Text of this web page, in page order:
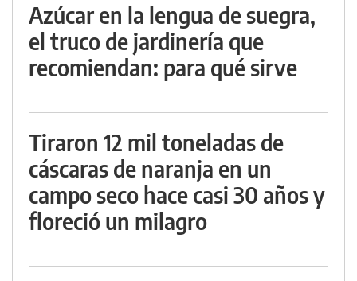
Azúcar en la lengua de suegra,
el truco de jardinería que
recomiendan: para qué sirve
Tiraron 12 mil toneladas de
cáscaras de naranja en un
campo seco hace casi 30 años y
floreció un milagro